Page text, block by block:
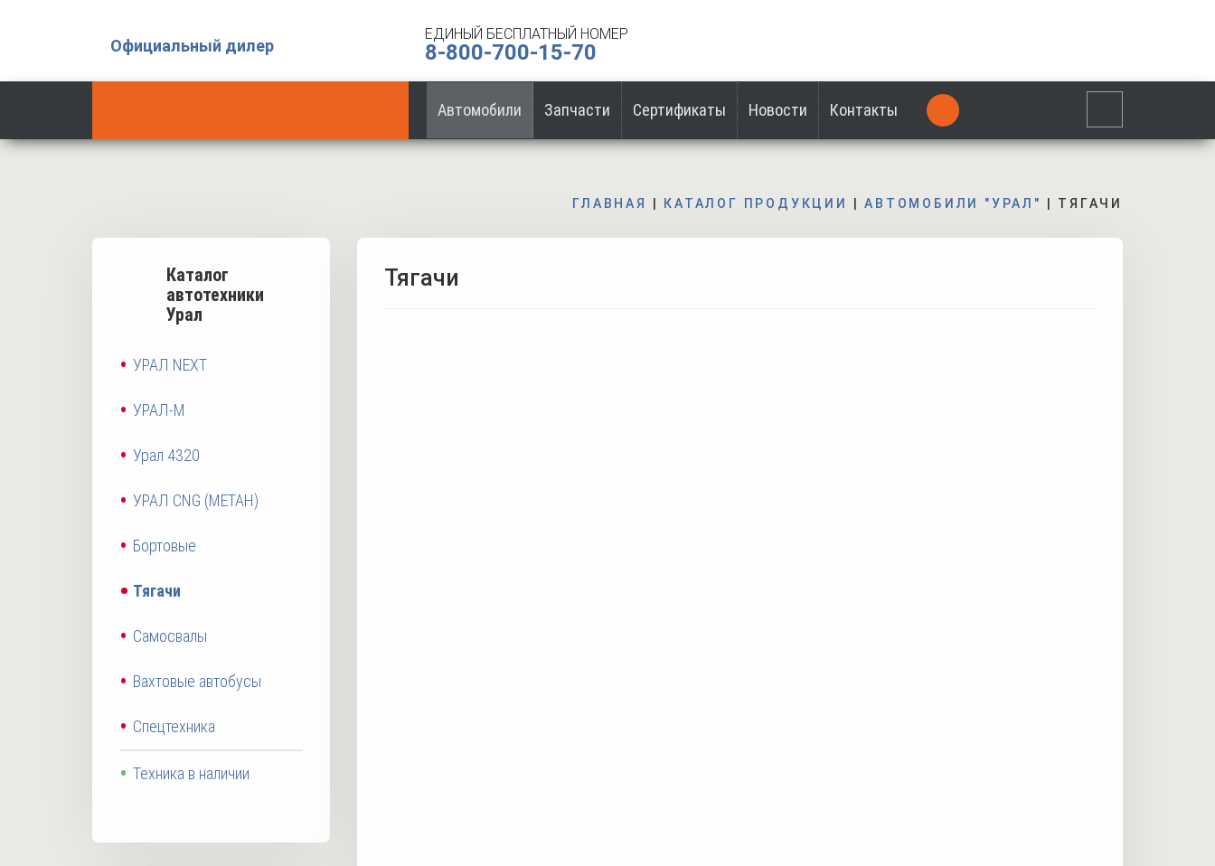
Официальный дилер
ЕДИНЫЙ БЕСПЛАТНЫЙ НОМЕР
8-800-700-15-70
Автомобили Запчасти Сертификаты Новости Контакты
ГЛАВНАЯ КАТАЛОГ ПРОДУКЦИИ |АВТОМОБИЛИ "УРАЛ" ТЯГАЧИ
Каталог
автотехники
Урал
УРАЛ NEXT
УРАЛ-М
Урал 4320
УРАЛ CNG (МЕТАН)
Бортовые
Тягачи
Самосвалы
Вахтовые автобусы
Спецтехника
Техника в наличии
Тягачи